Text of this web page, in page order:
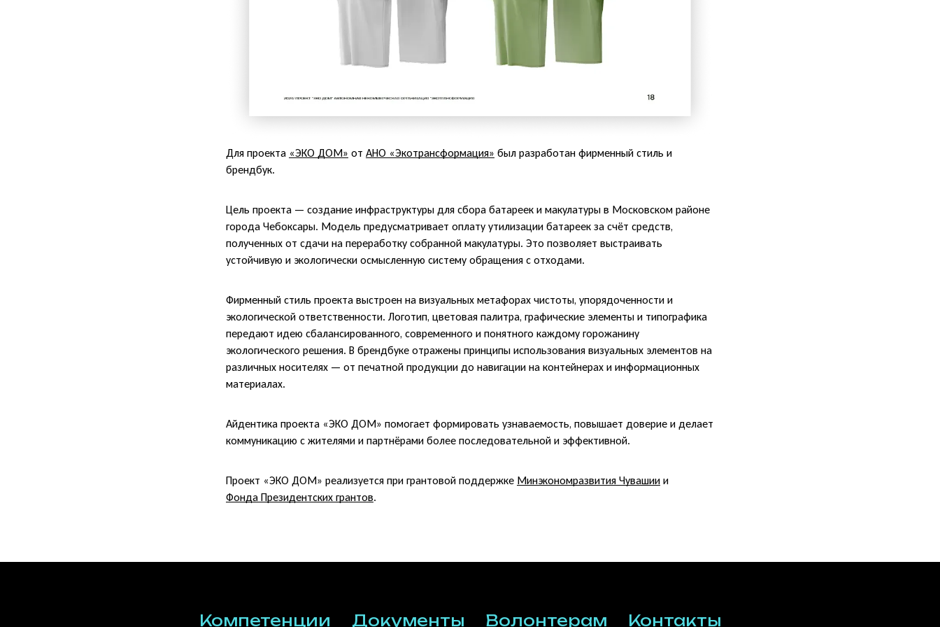
Для проекта «ЭКО ДОМ» от АНО «Экотрансформация» был разработан фирменный стиль и
брендбук.
Цель проекта — создание инфраструктуры для сбора батареек и макулатуры в Московском районе
города Чебоксары. Модель предусматривает оплату утилизации батареек за счёт средств,
полученных от сдачи на переработку собранной макулатуры. Это позволяет выстраивать
устойчивую и экологически осмысленную систему обращения с отходами.
Фирменный стиль проекта выстроен на визуальных метафорах чистоты, упорядоченности и
экологической ответственности. Логотип, цветовая палитра, графические элементы и типографика
передают идею сбалансированного, современного и понятного каждому горожанину
экологического решения. В брендбуке отражены принципы использования визуальных элементов на
различных носителях — от печатной продукции до навигации на контейнерах и информационных
материалах.
Айдентика проекта «ЭКО ДОМ» помогает формировать узнаваемость, повышает доверие и делает
коммуникацию с жителями и партнёрами более последовательной и эффективной.
Проект «ЭКО ДОМ» реализуется при грантовой поддержке Минэкономразвития Чувашии и
Фонда Президентских грантов.
Компетенции Документы Волонтерам Контакты